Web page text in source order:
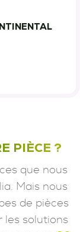
PIÈCE ?
que nous
Mais nous
de pièces
les solutions